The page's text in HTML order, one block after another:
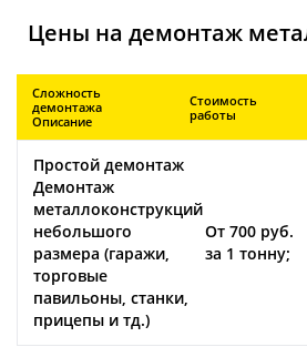
Цены на демонтаж
Сложность
демонтажа
Описание
Стоимость
работы
Простой демонтаж
Демонтаж
металлоконструкций
небольшого
размера (гаражи,
торговые
павильоны, станки,
прицепы и тд.)
От 700 руб.
за 1 тонну;